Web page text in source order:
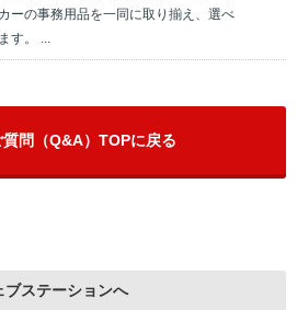
ーの事務用品を一同に取り揃え、選べ
す。 ...
質問（Q&A）TOPに戻る
ブステーションへ